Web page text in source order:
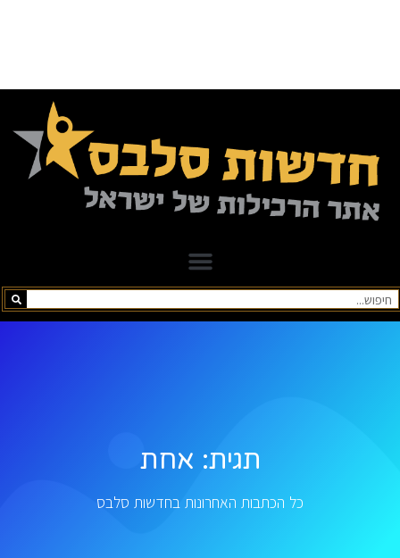
תגית: אחת
כל הכתבות האחרונות בחדשות סלבס